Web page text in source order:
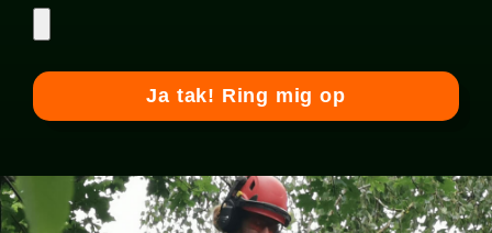
leave
this
empty.